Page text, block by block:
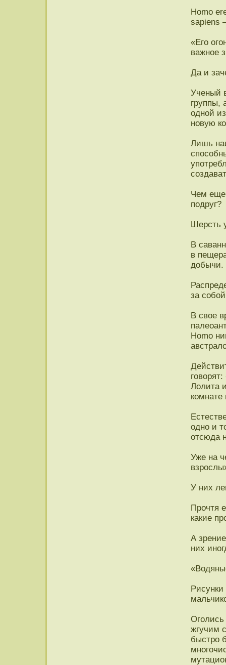
Homo
sapiens
«Его
важное
Да и
Ученый
группы,
одной
новую
Лишь
Чем
подруг?
Шерсть
В
в
добычи.
за
В свое
Homo
Лолита
комнате
одно и
отсюда
Уже на
У них
Прочтя
какие
А
них
жгучим
быстро